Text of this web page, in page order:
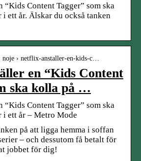
Content Tagger” som ska
ett år. Älskar du också tanken
noje › netflix-anstaller-en-kids-c…
en “Kids Content
ska kolla på …
Content Tagger” som ska
i ett år – Metro Mode
på att ligga hemma i soffan
– och dessutom få betalt för
jobbet för dig!